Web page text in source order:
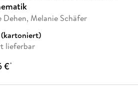
Dehen, Melanie Schäfer
lieferbar
€*